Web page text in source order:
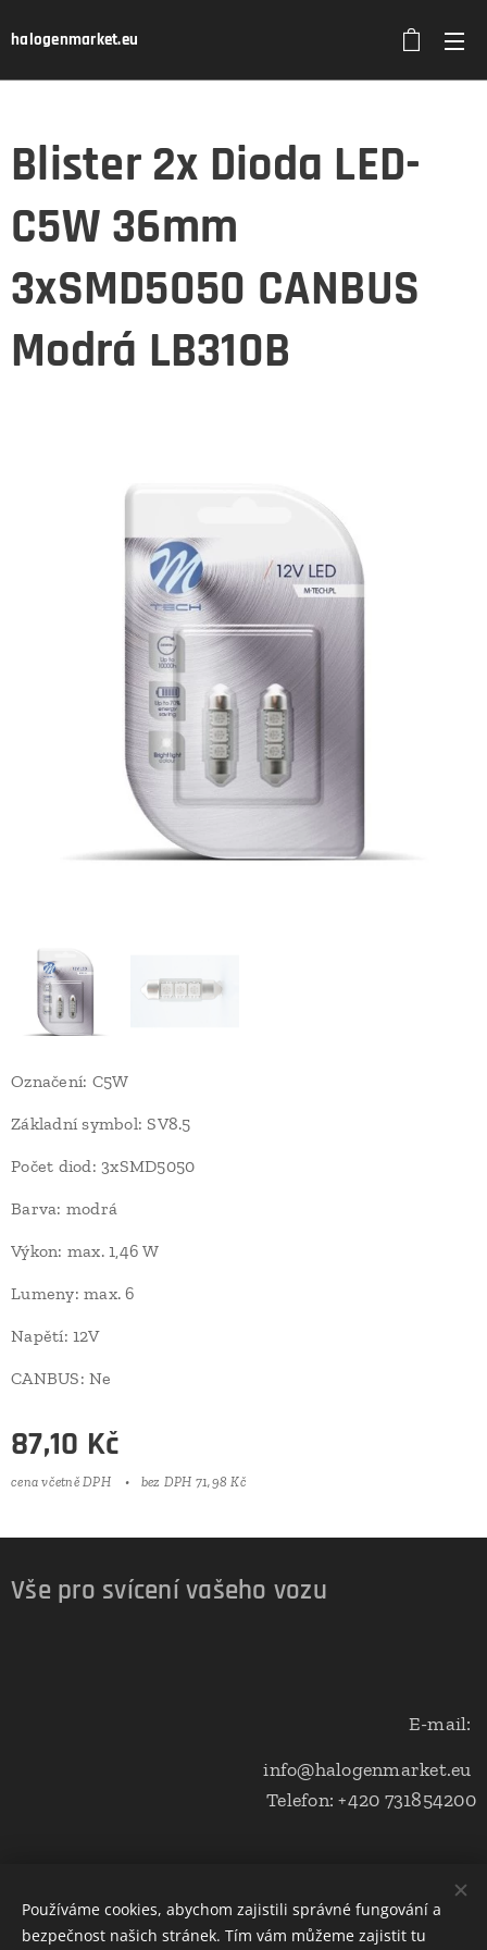
halogenmarket.eu
Blister 2x Dioda LED-
C5W 36mm
3xSMD5050 CANBUS
Modrá LB310B
Označení: C5W
Základní symbol: SV8.5
Počet diod: 3xSMD5050
Barva: modrá
Výkon: max. 1,46 W
Lumeny: max. 6
Napětí: 12V
CANBUS: Ne
87,10 Kč
cena včetně DPH bez DPH 71,98 Kč
Vše pro svícení vašeho vozu
E-mail:
info@halogenmarket.eu
Telefon: +420 731854200
Obchodní podmínky a ochrana soukromí
Cookies
Používáme cookies, abychom zajistili správné fungování a
bezpečnost našich stránek. Tím vám můžeme zajistit tu